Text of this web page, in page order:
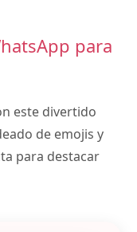
para
este divertido
de emojis y
para destacar